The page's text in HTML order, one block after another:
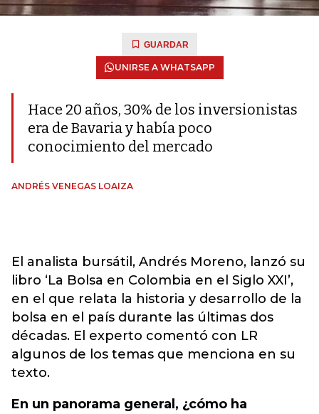
GUARDAR
UNIRSE A WHATSAPP
Hace 20 años, 30% de los inversionistas
era de Bavaria y había poco
conocimiento del mercado
ANDRÉS VENEGAS LOAIZA
El analista bursátil, Andrés Moreno, lanzó su
libro ‘La Bolsa en Colombia en el Siglo XXI’,
en el que relata la historia y desarrollo de la
bolsa en el país durante las últimas dos
décadas. El experto comentó con LR
algunos de los temas que menciona en su
texto.
En un panorama general, ¿cómo ha